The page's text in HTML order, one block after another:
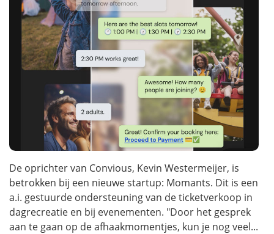
De oprichter van Convious, Kevin Westermeijer, is
betrokken bij een nieuwe startup: Momants. Dit is een
a.i. gestuurde ondersteuning van de ticketverkoop in
dagrecreatie en bij evenementen. "Door het gesprek
aan te gaan op de afhaakmomentjes, kun je nog veel...